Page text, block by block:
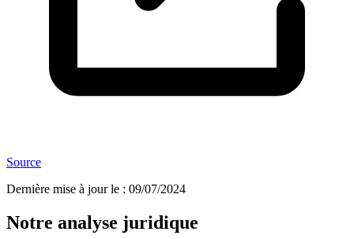
Source
Dernière mise à jour le : 09/07/2024
Notre analyse juridique